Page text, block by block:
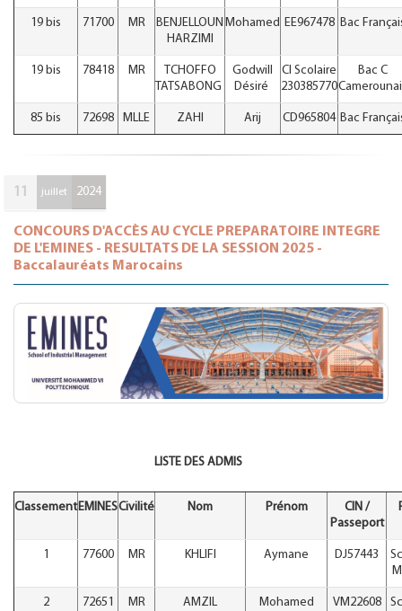
19 bis 71700 MR
BENJELLOUN
HARZIMI
Mohamed EE967478 Bac
19 bis 78418 MR
TCHOFFO
TATSABONG
Godwill
Désiré
CI Scolaire
230385770
Bac C
85 bis 72698 MLLE ZAHI Arij CD965804 Bac
11 juillet 2024
CONCOURS D'ACCÈS AU CYCLE PREPARATOIRE INTEGRE
DE L'EMINES - RESULTATS DE LA SESSION 2025 -
Baccalauréats Marocains
LISTE DES ADMIS
ClassementEMINESCivilité Nom Prénom
CIN /
Passeport
1 77600 MR KHLIFI Aymane DJ57443
2 72651 MR AMZIL
Mohamed
VM22608